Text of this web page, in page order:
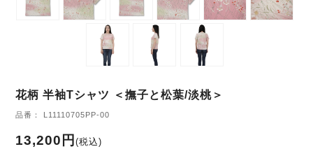
花柄 半袖Tシャツ ＜撫子と松葉/淡桃＞
品番： L11110705PP-00
13,200円(税込)